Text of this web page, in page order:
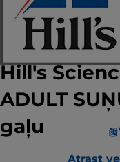
Hill's
ADULT
gaļu
Atrast